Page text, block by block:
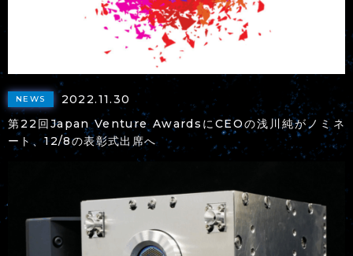
NEWS
2022.11.30
第22回Japan Venture AwardsにCEOの浅川純がノミネ
ート、12/8の表彰式出席へ